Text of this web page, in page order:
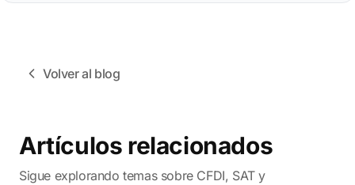
Volver al blog
Artículos relacionados
Sigue explorando temas sobre CFDI, SAT y